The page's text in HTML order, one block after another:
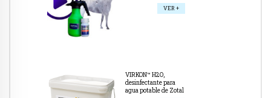
VER +
VIRKON™ H2O,
desinfectante para
agua potable de Zotal